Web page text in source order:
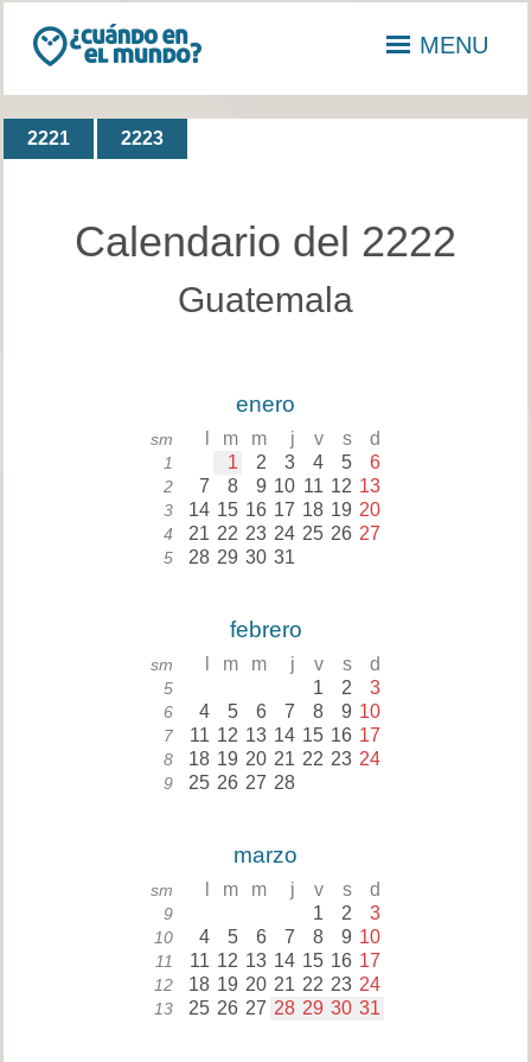
MENU
2221 2223
Calendario del 2222
Guatemala
enero
sm m m j v s d
1 1 2 3 4 5 6
2 7 8 9 10 11 12 13
3 14 15 16 17 18 19 20
4 21 22 23 24 25 26 27
5 28 29 30 31
febrero
sm m m j v s d
5 1 2 3
6 4 5 6 7 8 9 10
7 11 12 13 14 15 16 17
8 18 19 20 21 22 23 24
9 25 26 27 28
marzo
sm m m j v s d
9 1 2 3
10 4 5 6 7 8 9 10
11 11 12 13 14 15 16 17
12 18 19 20 21 22 23 24
13 25 26 27 28 29 30 31